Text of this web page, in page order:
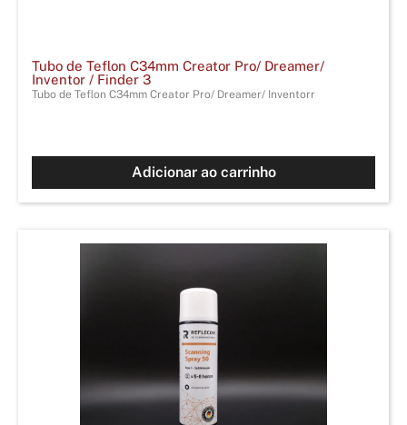
Tubo de Teflon C34mm Creator Pro/ Dreamer/
Inventor / Finder 3
Tubo de Teflon C34mm Creator Pro/ Dreamer/ Inventorr
Adicionar ao carrinho